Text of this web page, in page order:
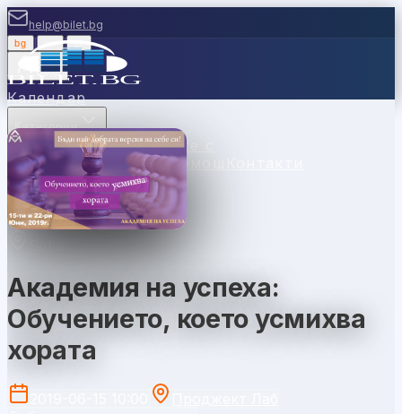
help@bilet.bg
bg |
Вход
Календар
Категории
МестаКасиПродавайте с
насВаучери НовиниПомощ
Sofia
Академия на успеха:
Обучението, което усмихва
хората